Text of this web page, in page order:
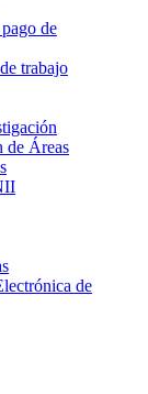
de
trabajo
de Áreas
de